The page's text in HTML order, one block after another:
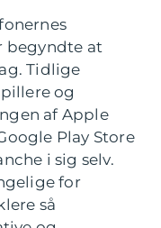
begyndte at
Tidlige
og
af Apple
Play Store
i sig selv.
for
så